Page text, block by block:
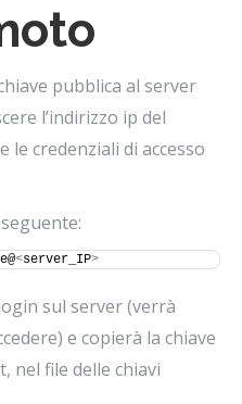
pubblica al server
l’indirizzo ip del
credenziali di accesso
<server_IP>
sul server (verrà
e copierà la chiave
nel file delle chiavi